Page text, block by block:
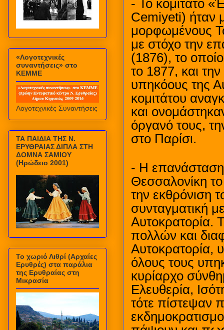
- Το κομιτάτο
Cemiyeti) ήταν
μορφωμένους
με στόχο την
(1876), το
το 1877, και
υπηκόους της
κομιτάτου
και
όργανό τους,
στο Παρίσι.
- Η
Θεσσαλονίκη
την εκθρόνιση
συνταγματική
Αυτοκρατορία.
πολλών και
Αυτοκρατορία,
όλους τους
κυρίαρχο
Ελευθερία,
τότε πίστεψαν
«Λογοτεχνικές
συναντήσεις» στο
ΚΕΜΜΕ
Λογοτεχνικές Συναντήσεις
ΤΑ ΠΑΙΔΙΑ ΤΗΣ Ν.
ΕΡΥΘΡΑΙΑΣ ΔΙΠΛΑ ΣΤΗ
ΔΟΜΝΑ ΣΑΜΙΟΥ
(Ηρώδειο 2001)
Το χωριό Λιθρί (Αρχαίες
Ερυθρές) στα παράλια
της Ερυθραίας στη
Μικρασία